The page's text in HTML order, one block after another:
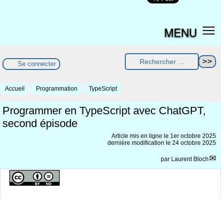
MENU
Se connecter
Accueil Programmation TypeScript
Programmer en TypeScript avec ChatGPT,
second épisode
Article mis en ligne le 1er octobre 2025
dernière modification le 24 octobre 2025
par Laurent Bloch